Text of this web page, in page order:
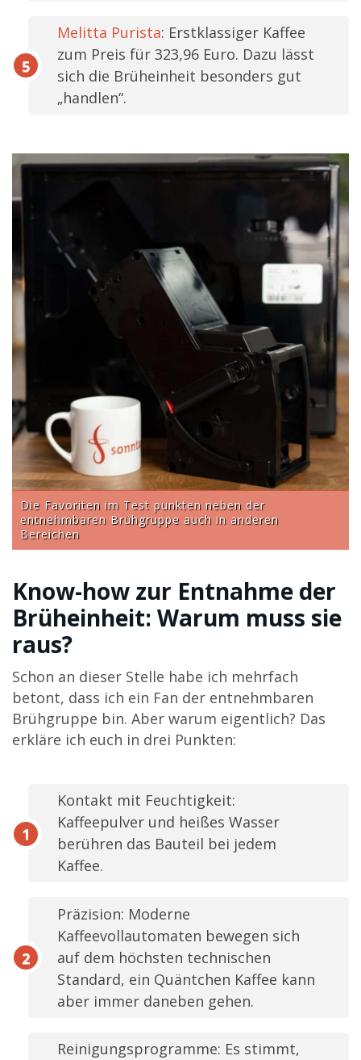
Melitta Purista: Erstklassiger Kaffee
zum Preis für 323,96 Euro. Dazu lässt
sich die Brüheinheit besonders gut
„handlen“.
Die Favoriten im Test punkten neben der
entnehmbaren Brühgruppe auch in anderen
Bereichen
Know-how zur Entnahme der
Brüheinheit: Warum muss sie
raus?
Schon an dieser Stelle habe ich mehrfach
betont, dass ich ein Fan der entnehmbaren
Brühgruppe bin. Aber warum eigentlich? Das
erkläre ich euch in drei Punkten:
Kontakt mit Feuchtigkeit:
Kaffeepulver und heißes Wasser
berühren das Bauteil bei jedem
Kaffee.
Präzision: Moderne
Kaffeevollautomaten bewegen sich
auf dem höchsten technischen
Standard, ein Quäntchen Kaffee kann
aber immer daneben gehen.
Reinigungsprogramme: Es stimmt,